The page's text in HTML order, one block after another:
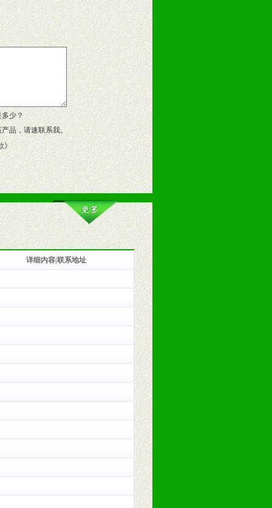
作手册、专柜咨询手册等各种市
多少？
品，请速联系我。
》
详细内容|联系地址